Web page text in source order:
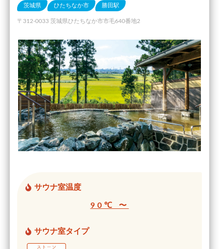
茨城県 ひたちなか市 勝田駅
〒312-0033 茨城県ひたちなか市市毛640番地2
サウナ室温度
90℃ 〜
サウナ室タイプ